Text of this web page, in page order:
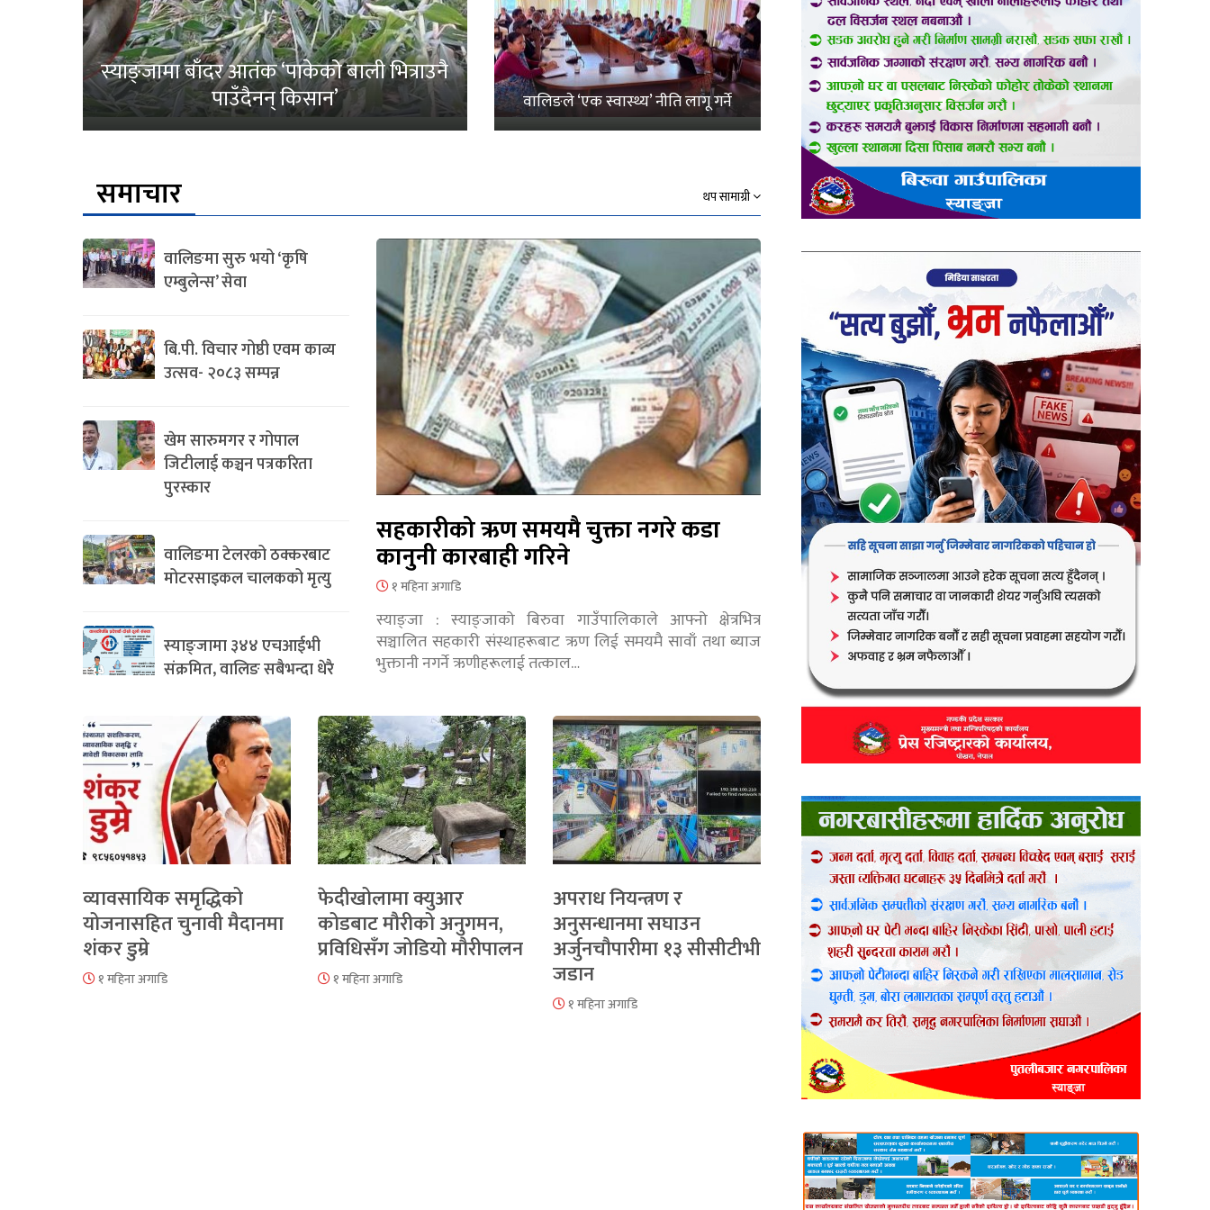
स्याङ्जामा बाँदर आतंक ‘पाकेको बाली भित्राउनै
पाउँदैनन् किसान’ वालिङले ‘एक स्वास्थ्य’ नीति लागू गर्ने
समाचार थप सामाग्री
वालिङमा सुरु भयो ‘कृषि
एम्बुलेन्स’ सेवा
बि.पी. विचार गोष्ठी एवम काव्य
उत्सव- २०८३ सम्पन्न
खेम सारुमगर र गोपाल
जिटीलाई कञ्चन पत्रकरिता
पुरस्कार
वालिङमा टेलरको ठक्करबाट
मोटरसाइकल चालकको मृत्यु
स्याङ्जामा ३४४ एचआईभी
संक्रमित, वालिङ सबैभन्दा धेरै
सहकारीको ऋण समयमै चुक्ता नगरे कडा
कानुनी कारबाही गरिने
१ महिना अगाडि
स्याङ्जा : स्याङ्जाको बिरुवा गाउँपालिकाले आफ्नो क्षेत्रभित्र
सञ्चालित सहकारी संस्थाहरूबाट ऋण लिई समयमै सावाँ तथा ब्याज
भुक्तानी नगर्ने ऋणीहरूलाई तत्काल…
व्यावसायिक समृद्धिको
योजनासहित चुनावी मैदानमा
शंकर डुम्रे
१ महिना अगाडि
फेदीखोलामा क्युआर
कोडबाट मौरीको अनुगमन,
प्रविधिसँग जोडियो मौरीपालन
१ महिना अगाडि
अपराध नियन्त्रण र
अनुसन्धानमा सघाउन
अर्जुनचौपारीमा १३ सीसीटीभी
जडान
१ महिना अगाडि